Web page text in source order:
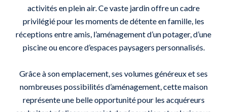
activités en plein air. Ce vaste jardin offre un cadre
privilégié pour les moments de détente en famille, les
réceptions entre amis, l’aménagement d’un potager, d’une
piscine ou encore d’espaces paysagers personnalisés.
Grâce à son emplacement, ses volumes généreux et ses
nombreuses possibilités d’aménagement, cette maison
représente une belle opportunité pour les acquéreurs